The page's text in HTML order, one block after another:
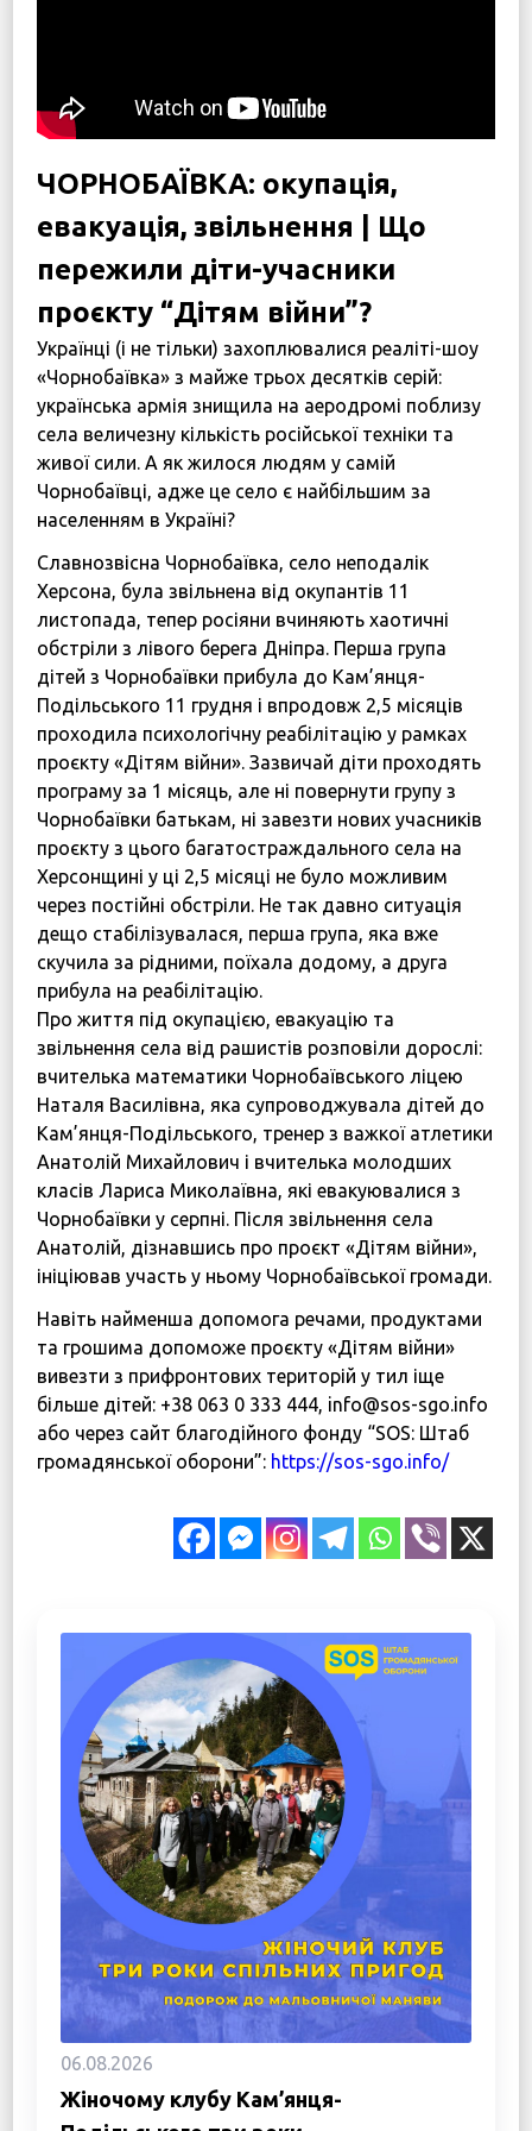
Центр психологічної реабілітації та
Наші психологи
Прозорість та звітність
Закупівлі
Політики
Україна, м. Кам’янець-Подільський,
вул. Івана Франка, 30
sos.fondbf@gmail.com
+38 067 38 44 344
ЧОРНОБАЇВКА: окупація,
евакуація, звільнення | Що
пережили діти-учасники
проєкту “Дітям війни”?
Українці (і не тільки) захоплювалися реаліті-шоу
«Чорнобаївка» з майже трьох десятків серій:
українська армія знищила на аеродромі поблизу
села величезну кількість російської техніки та
живої сили. А як жилося людям у самій
Чорнобаївці, адже це село є найбільшим за
населенням в Україні?
Славнозвісна Чорнобаївка, село неподалік
Херсона, була звільнена від окупантів 11
листопада, тепер росіяни вчиняють хаотичні
обстріли з лівого берега Дніпра. Перша група
дітей з Чорнобаївки прибула до Кам’янця-
Подільського 11 грудня і впродовж 2,5 місяців
проходила психологічну реабілітацію у рамках
проєкту «Дітям війни». Зазвичай діти проходять
програму за 1 місяць, але ні повернути групу з
Чорнобаївки батькам, ні завезти нових учасників
проєкту з цього багатостраждального села на
Херсонщині у ці 2,5 місяці не було можливим
через постійні обстріли. Не так давно ситуація
дещо стабілізувалася, перша група, яка вже
скучила за рідними, поїхала додому, а друга
прибула на реабілітацію.
Про життя під окупацією, евакуацію та
звільнення села від рашистів розповіли дорослі:
вчителька математики Чорнобаївського ліцею
Наталя Василівна, яка супроводжувала дітей до
Кам’янця-Подільського, тренер з важкої атлетики
Анатолій Михайлович і вчителька молодших
класів Лариса Миколаївна, які евакуювалися з
Чорнобаївки у серпні. Після звільнення села
Анатолій, дізнавшись про проєкт «Дітям війни»,
ініціював участь у ньому Чорнобаївської громади.
Навіть найменша допомога речами, продуктами
та грошима допоможе проєкту «Дітям війни»
вивезти з прифронтових територій у тил іще
більше дітей: +38 063 0 333 444, info@sos-sgo.info
або через сайт благодійного фонду “SOS: Штаб
громадянської оборони”: https://sos-sgo.info/
06.08.2026
Жіночому клубу Кам’янця-